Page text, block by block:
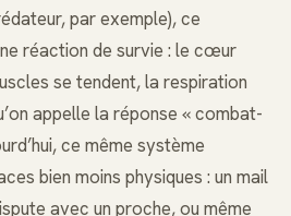
par exemple), ce
réaction de survie : le cœur
se tendent, la respiration
appelle la réponse « combat-
ce même système
bien moins physiques : un mail
avec un proche, ou même